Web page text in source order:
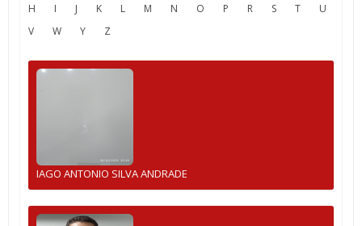
H
I J K L M N O P R S T
U
V
W Y Z
IAGO ANTONIO SILVA ANDRADE